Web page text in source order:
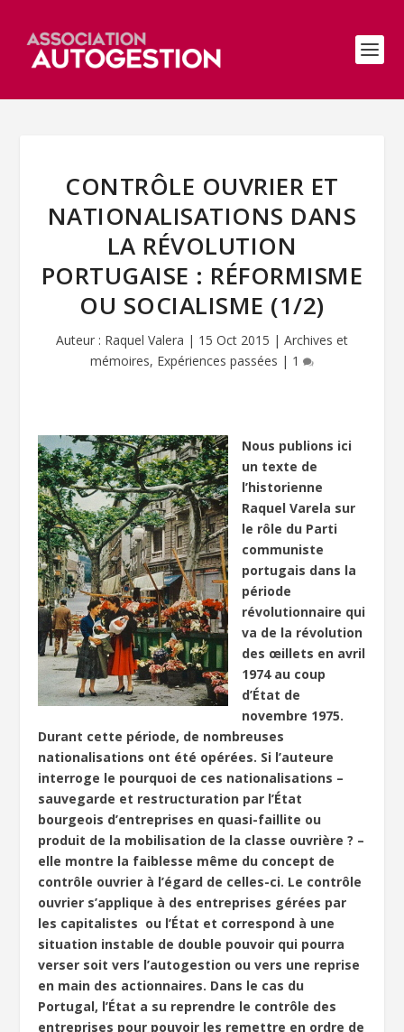
CONTRÔLE OUVRIER ET
NATIONALISATIONS DANS
LA RÉVOLUTION
PORTUGAISE : RÉFORMISME
OU SOCIALISME (1/2)
Auteur : Raquel Valera | 15 Oct 2015 | Archives et
mémoires, Expériences passées | 1
Nous publions ici
un texte de
l’historienne
Raquel Varela sur
le rôle du Parti
communiste
portugais dans la
période
révolutionnaire qui
va de la révolution
des œillets en avril
1974 au coup
d’État de
novembre 1975.
Durant cette période, de nombreuses
nationalisations ont été opérées. Si l’auteure
interroge le pourquoi de ces nationalisations –
sauvegarde et restructuration par l’État
bourgeois d’entreprises en quasi-faillite ou
produit de la mobilisation de la classe ouvrière ? –
elle montre la faiblesse même du concept de
contrôle ouvrier à l’égard de celles-ci. Le contrôle
ouvrier s’applique à des entreprises gérées par
les capitalistes ou l’État et correspond à une
situation instable de double pouvoir qui pourra
verser soit vers l’autogestion ou vers une reprise
en main des actionnaires. Dans le cas du
Portugal, l’État a su reprendre le contrôle des
entreprises pour pouvoir les remettre en ordre de